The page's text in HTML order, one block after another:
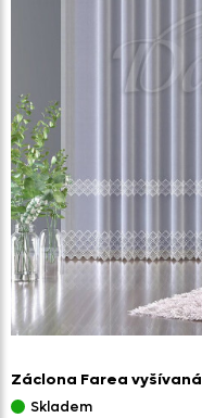
Záclona Farea vyšívaná
Skladem